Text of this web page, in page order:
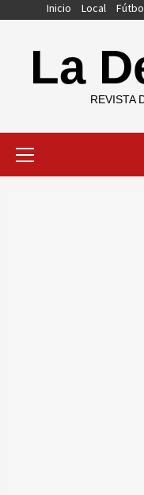
contenido
Inicio Local
La
REVISTA